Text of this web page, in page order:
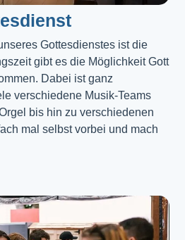
Gottesdienstes ist die
gibt es die Möglichkeit Gott
Dabei ist ganz
verschiedene Musik-Teams
bis hin zu verschiedenen
mal selbst vorbei und mach